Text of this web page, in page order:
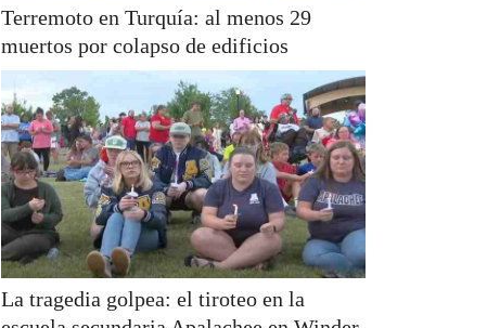
Terremoto en Turquía: al menos 29
muertos por colapso de edificios
La tragedia golpea: el tiroteo en la